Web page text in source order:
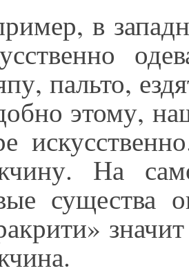
в
пальто,
этому,
На
существа